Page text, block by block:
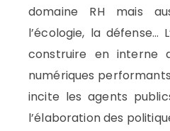
domaine RH mais
l’écologie, la défense…
construire en interne
numériques
incite les agents
l’élaboration des